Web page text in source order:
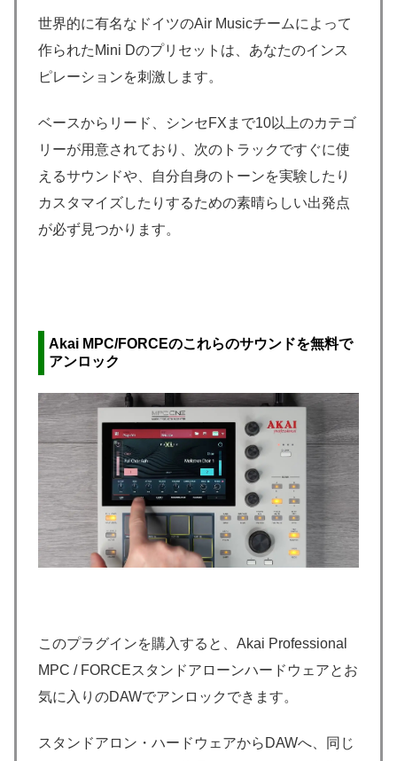
世界的に有名なドイツのAir Musicチームによって
作られたMini Dのプリセットは、あなたのインス
ピレーションを刺激します。
ベースからリード、シンセFXまで10以上のカテゴ
リーが用意されており、次のトラックですぐに使
えるサウンドや、自分自身のトーンを実験したり
カスタマイズしたりするための素晴らしい出発点
が必ず見つかります。
Akai MPC/FORCEのこれらのサウンドを無料で
アンロック
このプラグインを購入すると、Akai Professional
MPC / FORCEスタンドアローンハードウェアとお
気に入りのDAWでアンロックできます。
スタンドアロン・ハードウェアからDAWへ、同じ